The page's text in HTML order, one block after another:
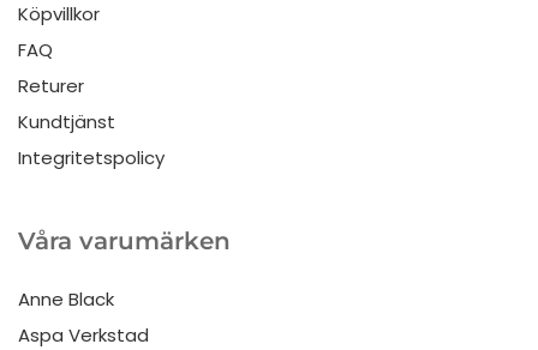
Köpvillkor
FAQ
Returer
Kundtjänst
Integritetspolicy
Våra varumärken
Anne Black
Aspa Verkstad